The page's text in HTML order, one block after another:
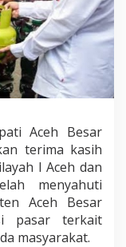
Aceh Besar
terima kasih
I Aceh dan
menyahuti
Aceh Besar
pasar terkait
masyarakat.